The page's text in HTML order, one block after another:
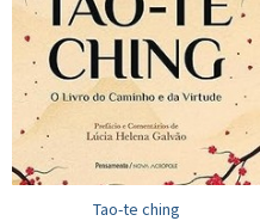
Tao-te ching